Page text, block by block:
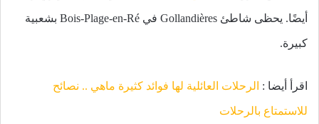
أيضًا. يحظى شاطئ Gollandières في Bois-Plage-en-Ré بشعبية
كبيرة.
اقرأ أيضا : الرحلات العائلية لها فوائد كثيرة ماهي .. نصائح
للاستمتاع بالرحلات